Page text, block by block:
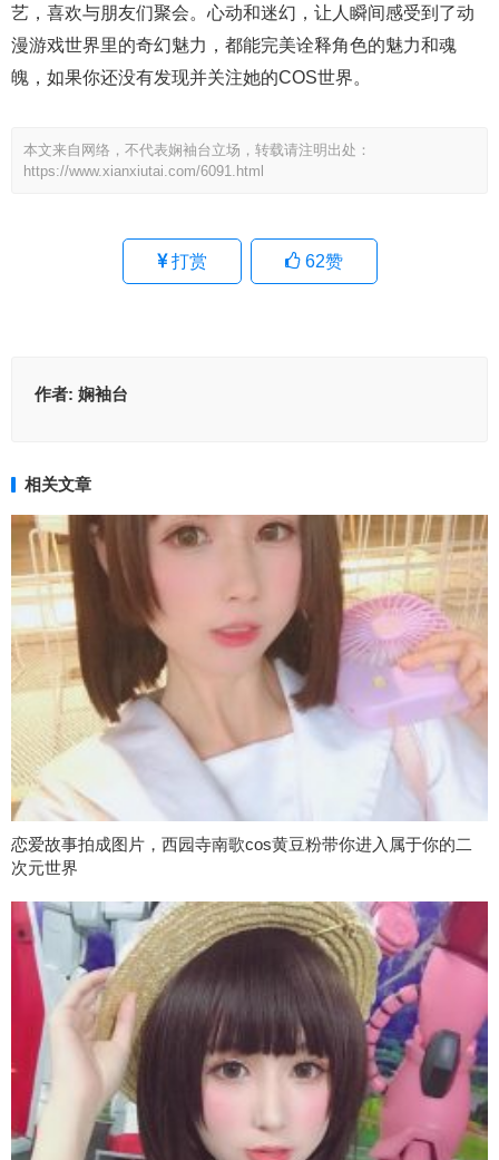
艺，喜欢与朋友们聚会。心动和迷幻，让人瞬间感受到了动
漫游戏世界里的奇幻魅力，都能完美诠释角色的魅力和魂
魄，如果你还没有发现并关注她的COS世界。
本文来自网络，不代表娴袖台立场，转载请注明出处：
https://www.xianxiutai.com/6091.html
打赏 62赞
作者: 娴袖台
相关文章
恋爱故事拍成图片，西园寺南歌cos黄豆粉带你进入属于你的二
次元世界